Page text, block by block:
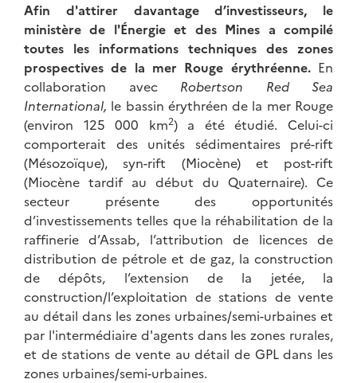
Afin d'attirer davantage d’investisseurs, le
ministère de l'Énergie et des Mines a compilé
toutes les informations techniques des zones
prospectives de la mer Rouge érythréenne. En
collaboration avec Robertson Red Sea
International, le bassin érythréen de la mer Rouge
(environ 125 000 km2) a été étudié. Celui-ci
comporterait des unités sédimentaires pré-rift
(Mésozoïque), syn-rift (Miocène) et post-rift
(Miocène tardif au début du Quaternaire). Ce
secteur présente des opportunités
d’investissements telles que la réhabilitation de la
raffinerie d’Assab, l’attribution de licences de
distribution de pétrole et de gaz, la construction
de dépôts, l’extension de la jetée, la
construction/l’exploitation de stations de vente
au détail dans les zones urbaines/semi-urbaines et
par l'intermédiaire d'agents dans les zones rurales,
et de stations de vente au détail de GPL dans les
zones urbaines/semi-urbaines.